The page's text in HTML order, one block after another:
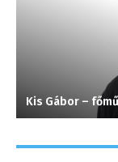
Kis Gábor –